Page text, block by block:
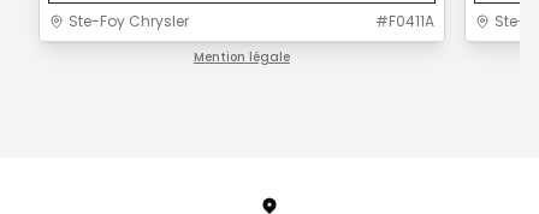
Ste-Foy Chrysler #F0411A
Mention légale
Ste-